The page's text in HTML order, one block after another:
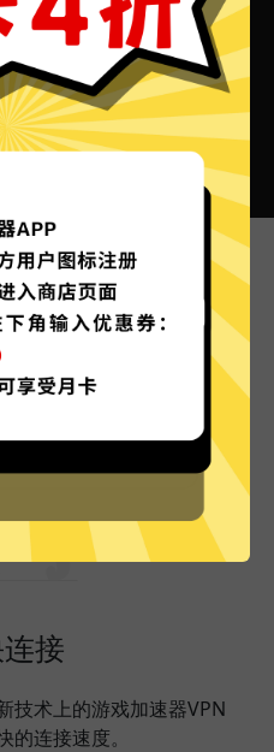
的特色
接
技术上的游戏加速器VPN
的连接速度。